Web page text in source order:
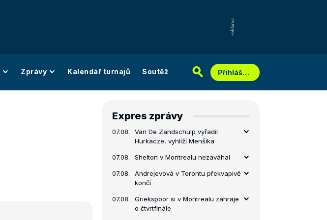
Zprávy Kalendář turnajů Soutěž Přihlášení
Expres zprávy
07.08.
Van De Zandschulp vyřadil
Hurkacze, vyhlíží Menšíka
07.08. Shelton v Montrealu nezaváhal
07.08.
Andrejevová v Torontu překvapivě
končí
07.08.
Griekspoor si v Montrealu zahraje
o čtvrtfinále